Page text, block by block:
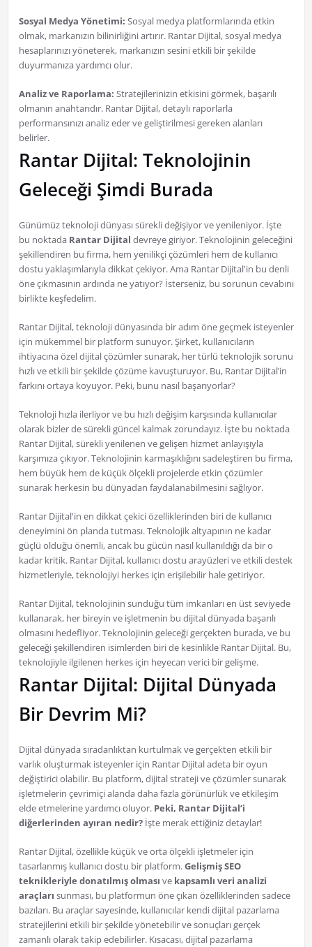
Sosyal Medya Yönetimi: Sosyal medya platformlarında etkin
olmak, markanızın bilinirliğini artırır. Rantar Dijital, sosyal medya
hesaplarınızı yöneterek, markanızın sesini etkili bir şekilde
duyurmanıza yardımcı olur.
Analiz ve Raporlama: Stratejilerinizin etkisini görmek, başarılı
olmanın anahtarıdır. Rantar Dijital, detaylı raporlarla
performansınızı analiz eder ve geliştirilmesi gereken alanları
belirler.
Rantar Dijital: Teknolojinin
Geleceği Şimdi Burada
Günümüz teknoloji dünyası sürekli değişiyor ve yenileniyor. İşte
bu noktada Rantar Dijital devreye giriyor. Teknolojinin geleceğini
şekillendiren bu firma, hem yenilikçi çözümleri hem de kullanıcı
dostu yaklaşımlarıyla dikkat çekiyor. Ama Rantar Dijital'in bu denli
öne çıkmasının ardında ne yatıyor? İsterseniz, bu sorunun cevabını
birlikte keşfedelim.
Rantar Dijital, teknoloji dünyasında bir adım öne geçmek isteyenler
için mükemmel bir platform sunuyor. Şirket, kullanıcıların
ihtiyacına özel dijital çözümler sunarak, her türlü teknolojik sorunu
hızlı ve etkili bir şekilde çözüme kavuşturuyor. Bu, Rantar Dijital’in
farkını ortaya koyuyor. Peki, bunu nasıl başarıyorlar?
Teknoloji hızla ilerliyor ve bu hızlı değişim karşısında kullanıcılar
olarak bizler de sürekli güncel kalmak zorundayız. İşte bu noktada
Rantar Dijital, sürekli yenilenen ve gelişen hizmet anlayışıyla
karşımıza çıkıyor. Teknolojinin karmaşıklığını sadeleştiren bu firma,
hem büyük hem de küçük ölçekli projelerde etkin çözümler
sunarak herkesin bu dünyadan faydalanabilmesini sağlıyor.
Rantar Dijital'in en dikkat çekici özelliklerinden biri de kullanıcı
deneyimini ön planda tutması. Teknolojik altyapının ne kadar
güçlü olduğu önemli, ancak bu gücün nasıl kullanıldığı da bir o
kadar kritik. Rantar Dijital, kullanıcı dostu arayüzleri ve etkili destek
hizmetleriyle, teknolojiyi herkes için erişilebilir hale getiriyor.
Rantar Dijital, teknolojinin sunduğu tüm imkanları en üst seviyede
kullanarak, her bireyin ve işletmenin bu dijital dünyada başarılı
olmasını hedefliyor. Teknolojinin geleceği gerçekten burada, ve bu
geleceği şekillendiren isimlerden biri de kesinlikle Rantar Dijital. Bu,
teknolojiyle ilgilenen herkes için heyecan verici bir gelişme.
Rantar Dijital: Dijital Dünyada
Bir Devrim Mi?
Dijital dünyada sıradanlıktan kurtulmak ve gerçekten etkili bir
varlık oluşturmak isteyenler için Rantar Dijital adeta bir oyun
değiştirici olabilir. Bu platform, dijital strateji ve çözümler sunarak
işletmelerin çevrimiçi alanda daha fazla görünürlük ve etkileşim
elde etmelerine yardımcı oluyor. Peki, Rantar Dijital’i
diğerlerinden ayıran nedir?İşte merak ettiğiniz detaylar!
Rantar Dijital, özellikle küçük ve orta ölçekli işletmeler için
tasarlanmış kullanıcı dostu bir platform.Gelişmiş SEO
teknikleriyle donatılmış olması ve kapsamlı veri analizi
araçları sunması, bu platformun öne çıkan özelliklerinden sadece
bazıları. Bu araçlar sayesinde, kullanıcılar kendi dijital pazarlama
stratejilerini etkili bir şekilde yönetebilir ve sonuçları gerçek
zamanlı olarak takip edebilirler. Kısacası, dijital pazarlama